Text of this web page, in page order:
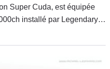
Super Cuda, est équipée
installé par Legendary